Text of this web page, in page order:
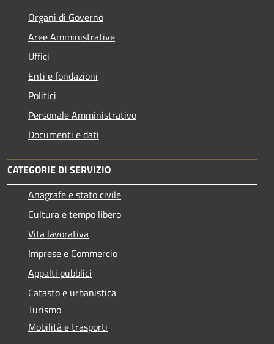
Organi di Governo
Aree Amministrative
Uffici
Enti e fondazioni
Politici
Personale Amministrativo
Documenti e dati
CATEGORIE DI SERVIZIO
Anagrafe e stato civile
Cultura e tempo libero
Vita lavorativa
Imprese e Commercio
Appalti pubblici
Catasto e urbanistica
Turismo
Mobilità e trasporti